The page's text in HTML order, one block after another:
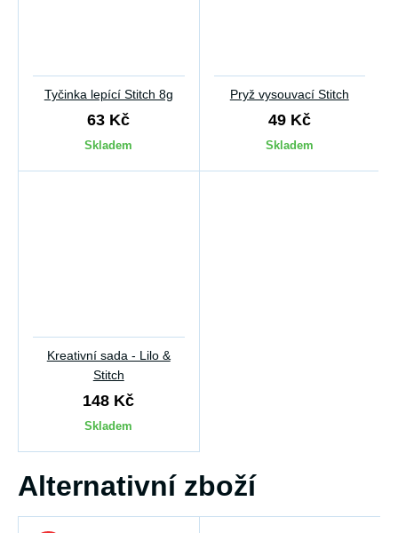
Tyčinka lepící Stitch 8g
63 Kč
Skladem
Pryž vysouvací Stitch
49 Kč
Skladem
Kreativní sada - Lilo &
Stitch
148 Kč
Skladem
Alternativní zboží